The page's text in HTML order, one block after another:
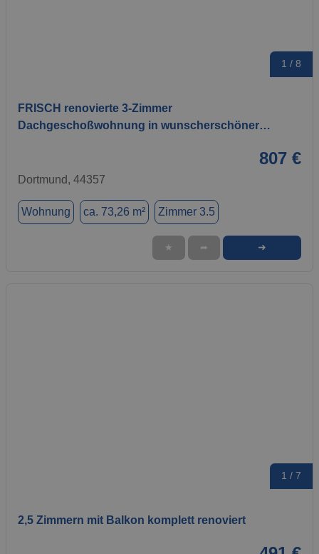
1 / 8
FRISCH renovierte 3-Zimmer
Dachgeschoßwohnung in wunscherschöner…
807 €
Dortmund, 44357
Wohnung ca. 73,26 m² Zimmer 3.5
★ ➦ ➜
1 / 7
2,5 Zimmern mit Balkon komplett renoviert